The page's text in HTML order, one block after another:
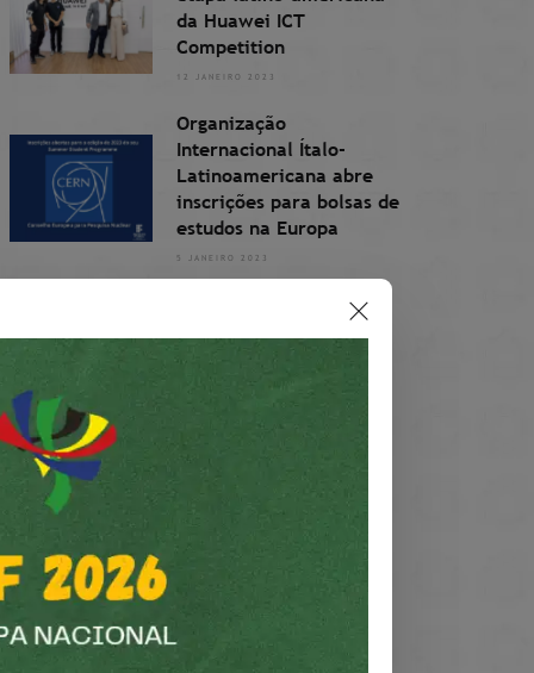
da Huawei ICT
Competition
12 JANEIRO 2023
Organização
Internacional Ítalo-
Latinoamericana abre
inscrições para bolsas de
estudos na Europa
5 JANEIRO 2023
valoriza a vida